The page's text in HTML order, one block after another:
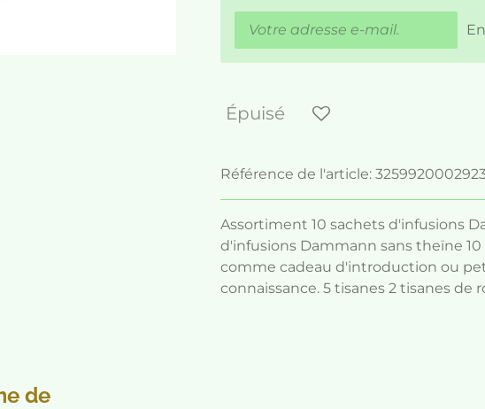
Épuisé
Référence de l'article:
Assortiment 10 sachets d'infusions
d'infusions Dammann sans theïne 10
comme cadeau d'introduction ou
connaissance. 5 tisanes 2 tisanes de
de